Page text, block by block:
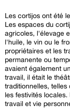
Les cortijos ont été
Les espaces du
agricoles, l'élevage
l'huile, le vin ou le
propriétaires et les
permanente ou
avaient également
travail, il était le
traditionnelles, telles
les festivités
travail et vie